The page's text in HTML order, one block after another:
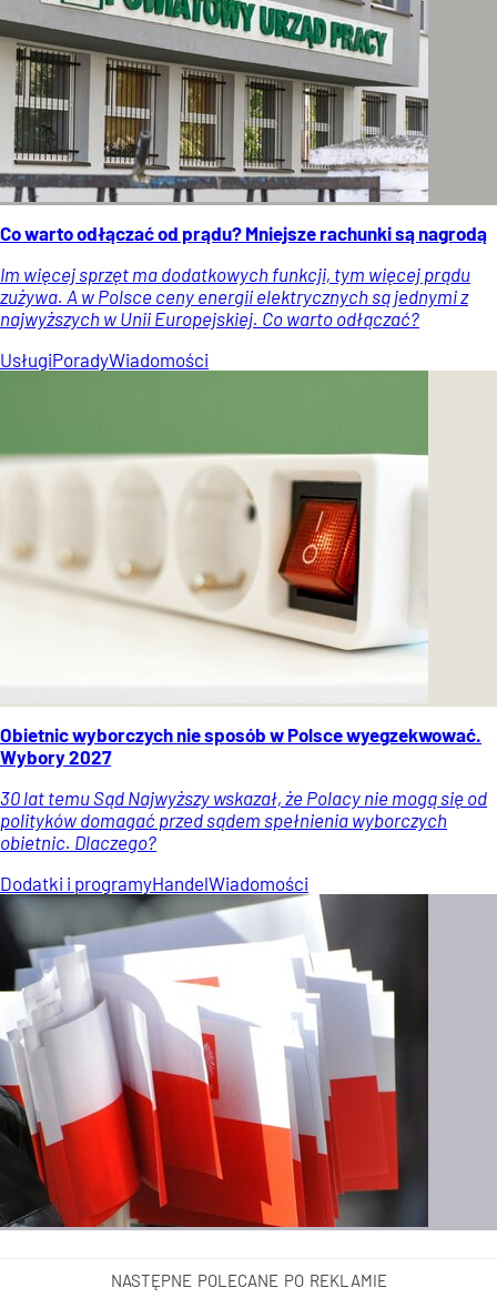
Co warto odłączać od prądu? Mniejsze rachunki są nagrodą
Im więcej sprzęt ma dodatkowych funkcji, tym więcej prądu
zużywa. A w Polsce ceny energii elektrycznych są jednymi z
najwyższych w Unii Europejskiej. Co warto odłączać?
UsługiPoradyWiadomości
Obietnic wyborczych nie sposób w Polsce wyegzekwować.
Wybory 2027
30 lat temu Sąd Najwyższy wskazał, że Polacy nie mogą się od
polityków domagać przed sądem spełnienia wyborczych
obietnic. Dlaczego?
Dodatki i programyHandelWiadomości